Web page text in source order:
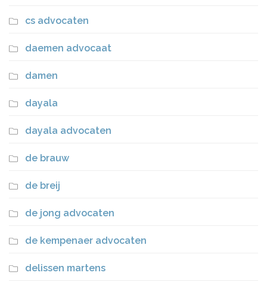
cs advocaten
daemen advocaat
damen
dayala
dayala advocaten
de brauw
de breij
de jong advocaten
de kempenaer advocaten
delissen martens